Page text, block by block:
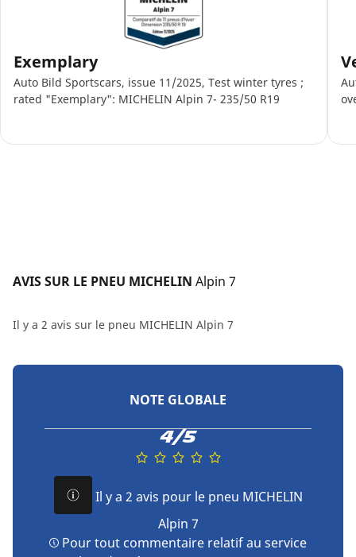
Exemplary
Auto Bild Sportscars, issue 11/2025, Test winter tyres ;
rated "Exemplary": MICHELIN Alpin 7- 235/50 R19
AVIS SUR LE PNEU MICHELIN Alpin 7
Il y a 2 avis sur le pneu MICHELIN Alpin 7
NOTE GLOBALE
4/5
Il y a 2 avis pour le pneu MICHELIN
Alpin 7
Pour tout commentaire relatif au service